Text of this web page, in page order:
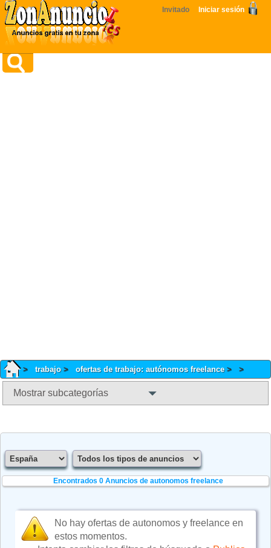
Invitado Iniciar sesión
trabajo ofertas de trabajo: autónomos freelance
Mostrar subcategorías
Encontrados 0 Anuncios de autonomos freelance
No hay ofertas de autonomos y freelance en
estos momentos.